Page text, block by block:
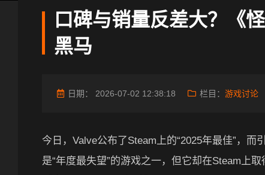
口碑与销量反差大？《
黑马
日期： 2026-07-02 12:38:18 栏目： 游戏讨论
今日，Valve公布了Steam上的“2025年最佳”，
是“年度最失望”的游戏之一，但它却在Steam上